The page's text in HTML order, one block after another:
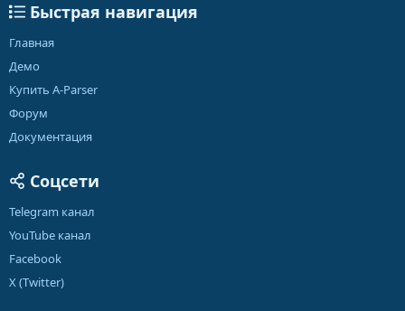
Быстрая навигация
Главная
Демо
Купить A-Parser
Форум
Документация
Соцсети
Telegram канал
YouTube канал
Facebook
X (Twitter)